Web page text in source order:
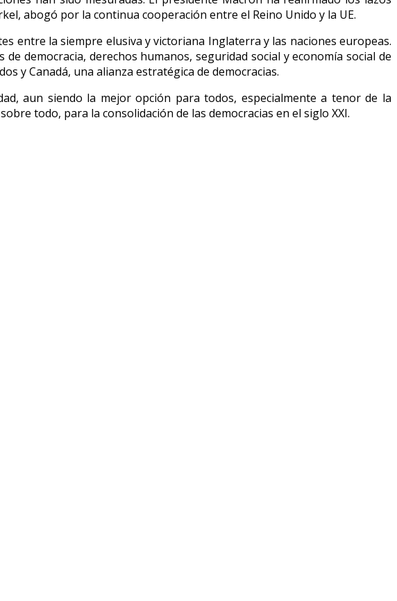
abogó por la continua cooperación entre el Reino Unido y la UE.
entre la siempre elusiva y victoriana Inglaterra y las naciones europeas.
democracia, derechos humanos, seguridad social y economía social de
y Canadá, una alianza estratégica de democracias.
aun siendo la mejor opción para todos, especialmente a tenor de la
todo, para la consolidación de las democracias en el siglo XXI.